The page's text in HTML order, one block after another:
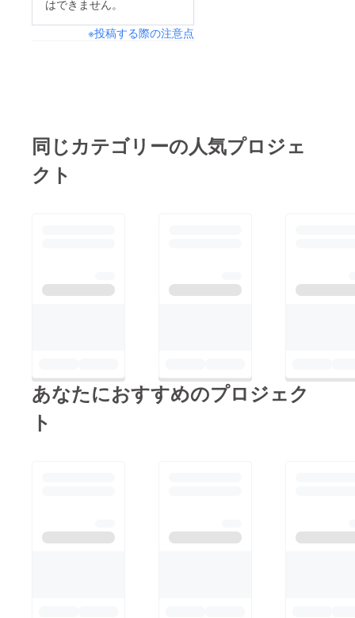
はできません。
※投稿する際の注意点
同じカテゴリーの人気プロジェ
クト
あなたにおすすめのプロジェク
ト